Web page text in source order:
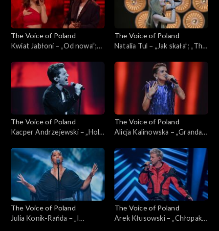
The Voice of Poland
Kwiat Jabłoni – „Od nowa”;
listopada 2024
The Voice of Poland
Natalia Tul – „Jak skała”; „The
listopada 2024
The Voice of Poland
Kacper Andrzejewski – „Hold
of Poland”, Live, 9 listopada
2024
The Voice of Poland
Alicja Kalinowska – „Granda”;
listopada 2024
The Voice of Poland
Julia Konik-Rańda – „I
The Voice of Poland
Arek Kłusowski – „Chłopak z